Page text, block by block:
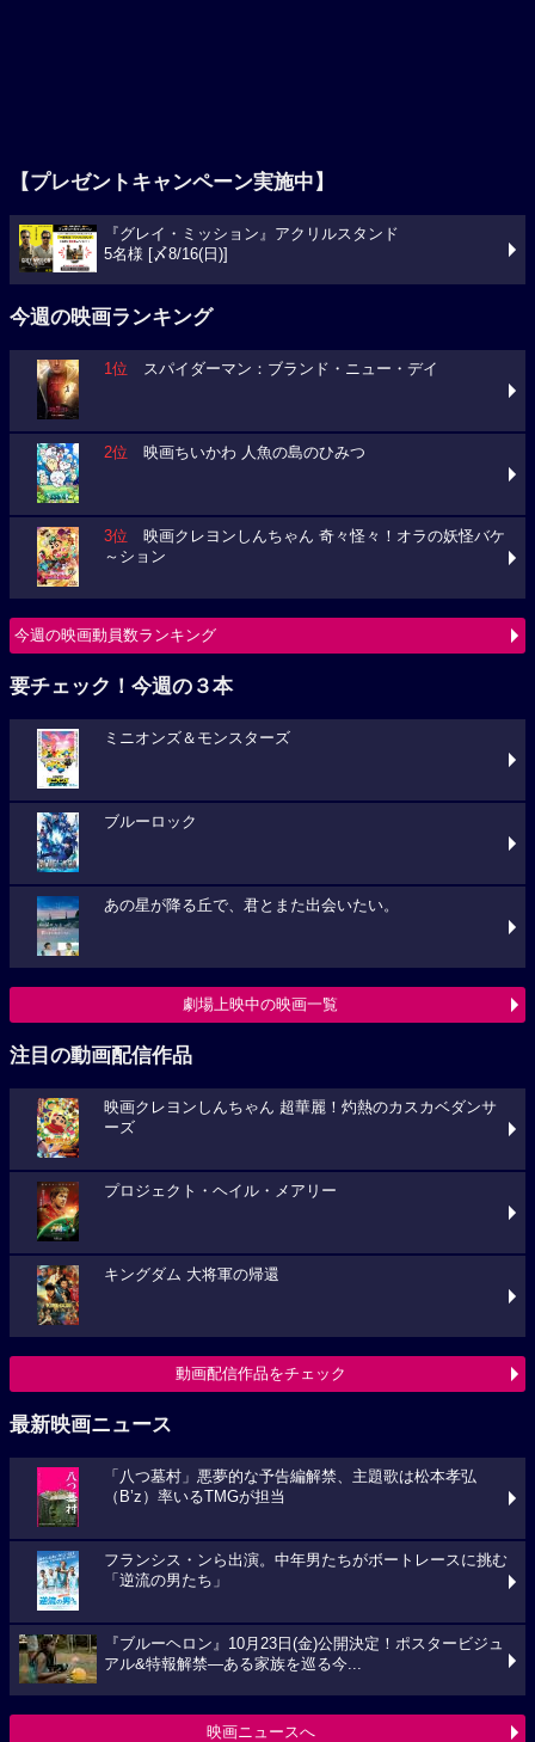
【プレゼントキャンペーン実施中】
『グレイ・ミッション』アクリルスタンド
5名様 [〆8/16(日)]
今週の映画ランキング
1位 スパイダーマン：ブランド・ニュー・デイ
2位 映画ちいかわ 人魚の島のひみつ
3位 映画クレヨンしんちゃん 奇々怪々！オラの妖怪バケ
～ション
今週の映画動員数ランキング
要チェック！今週の３本
ミニオンズ＆モンスターズ
ブルーロック
あの星が降る丘で、君とまた出会いたい。
劇場上映中の映画一覧
注目の動画配信作品
映画クレヨンしんちゃん 超華麗！灼熱のカスカベダンサ
ーズ
プロジェクト・ヘイル・メアリー
キングダム 大将軍の帰還
動画配信作品をチェック
最新映画ニュース
「八つ墓村」悪夢的な予告編解禁、主題歌は松本孝弘
（B’z）率いるTMGが担当
フランシス・ンら出演。中年男たちがボートレースに挑む
「逆流の男たち」
『ブルーヘロン』10月23日(金)公開決定！ポスタービジュ
アル&特報解禁―ある家族を巡る今...
映画ニュースへ